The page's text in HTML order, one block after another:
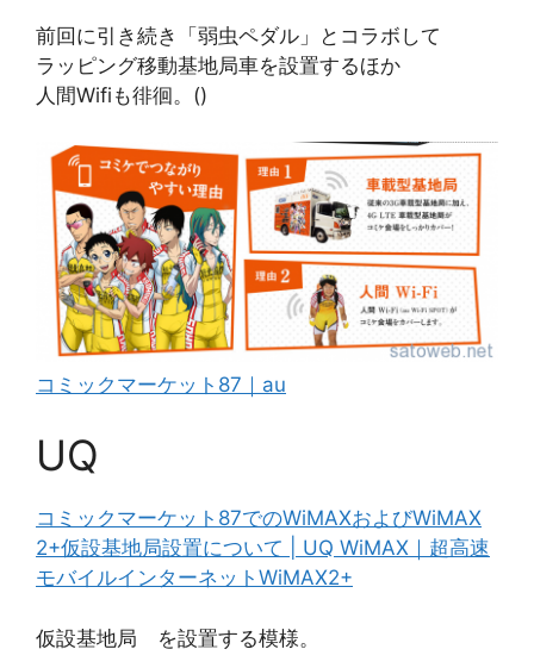
前回に引き続き「弱虫ペダル」とコラボして
ラッピング移動基地局車を設置するほか
人間Wifiも徘徊。()
コミックマーケット87｜au
UQ
コミックマーケット87でのWiMAXおよびWiMAX
2+仮設基地局設置について | UQ WiMAX｜超高速
モバイルインターネットWiMAX2+
仮設基地局 を設置する模様。